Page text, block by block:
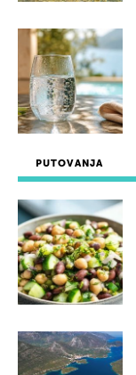
PUTOVANJA